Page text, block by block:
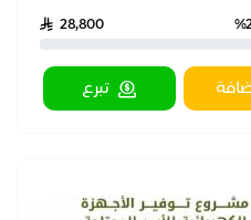
28,800
تبرع